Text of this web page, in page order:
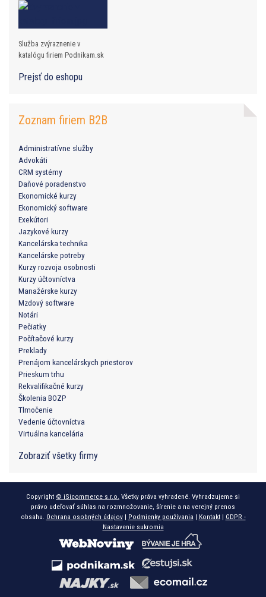
Služba zvýraznenie v
katalógu firiem Podnikam.sk
Prejsť do eshopu
Zoznam firiem B2B
Administratívne služby
Advokáti
CRM systémy
Daňové poradenstvo
Ekonomické kurzy
Ekonomický software
Exekútori
Jazykové kurzy
Kancelárska technika
Kancelárske potreby
Kurzy rozvoja osobnosti
Kurzy účtovníctva
Manažérske kurzy
Mzdový software
Notári
Pečiatky
Počítačové kurzy
Preklady
Prenájom kancelárskych priestorov
Prieskum trhu
Rekvalifikačné kurzy
Školenia BOZP
Tlmočenie
Vedenie účtovníctva
Virtuálna kancelária
Zobraziť všetky firmy
Copyright © iSicommerce s.r.o. Všetky práva vyhradené. Vyhradzujeme si
právo udeľovať súhlas na rozmnožovanie, šírenie a na verejný prenos
obsahu. Ochrana osobných údajov| Podmienky používania | Kontakt| GDPR -
Nastavenie sukromia